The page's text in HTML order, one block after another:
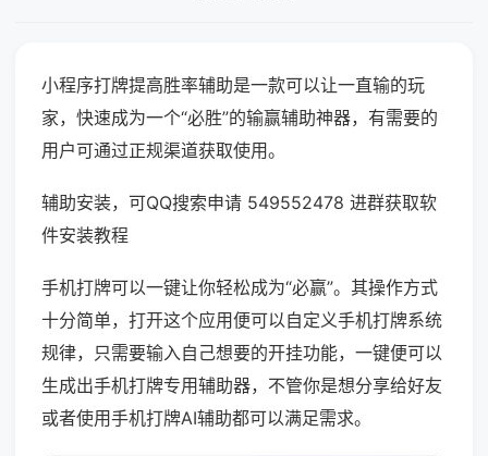
小程序打牌提高胜率辅助是一款可以让一直输的玩
家，快速成为一个“必胜”的输赢辅助神器，有需要的
用户可通过正规渠道获取使用。
辅助安装，可QQ搜索申请 549552478 进群获取软
件安装教程
手机打牌可以一键让你轻松成为“必赢”。其操作方式
十分简单，打开这个应用便可以自定义手机打牌系统
规律，只需要输入自己想要的开挂功能，一键便可以
生成出手机打牌专用辅助器，不管你是想分享给好友
或者使用手机打牌AI辅助都可以满足需求。